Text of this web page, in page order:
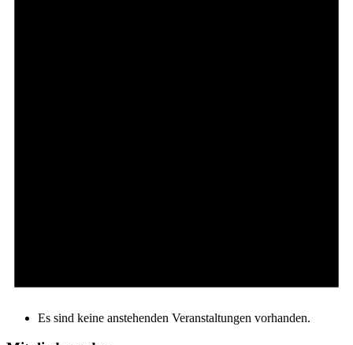
Es sind keine anstehenden Veranstaltungen vorhanden.